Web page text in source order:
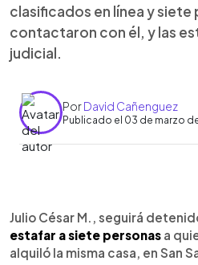
clasificados en línea y siete
contactaron con él, y las
judicial.
PorDavid Cañenguez
Publicado el 03 de marzo
► Escuchar artículo
Julio César M., seguirá
estafar a siete personas a
alquiló la misma casa, en San